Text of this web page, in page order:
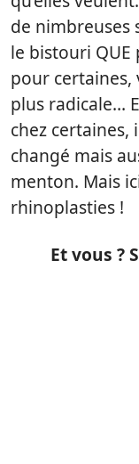
de nimbreuses
le bistouri QUE
pour
plus radicale…
chez certaines,
changé mais
menton. Mais
rhinoplasties !
Et vous ?